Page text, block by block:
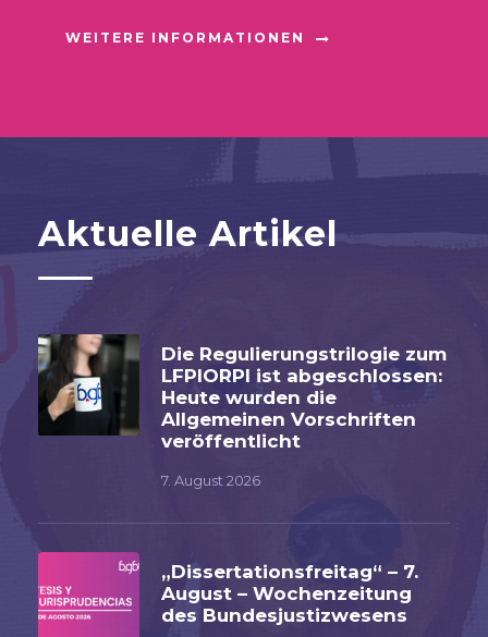
WEITERE INFORMATIONEN
Aktuelle Artikel
Die Regulierungstrilogie zum
LFPIORPI ist abgeschlossen:
Heute wurden die
Allgemeinen Vorschriften
veröffentlicht
7. August 2026
„Dissertationsfreitag“ – 7.
August – Wochenzeitung
des Bundesjustizwesens